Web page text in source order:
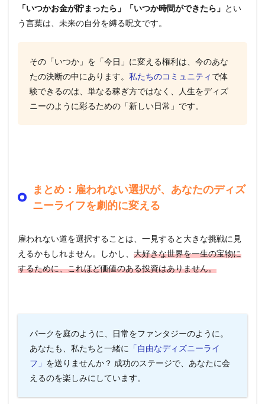
「いつかお金が貯まったら」「いつか時間ができたら」 とい
う言葉は、未来の自分を縛る呪文です。
その「いつか」を「今日」に変える権利は、今のあな
たの決断の中にあります。 私たちのコミュニティ で体
験できるのは、単なる稼ぎ方ではなく、人生をディズ
ニーのように彩るための「新しい日常」です。
まとめ：雇われない選択が、あなたのディズ
ニーライフを劇的に変える
雇われない道を選択することは、一見すると大きな挑戦に見
えるかもしれません。しかし、 大好きな世界を一生の宝物に
するために、これほど価値のある投資はありません。
パークを庭のように、日常をファンタジーのように。
あなたも、私たちと一緒に 「自由なディズニーライ
フ」 を送りませんか？ 成功のステージで、あなたに会
えるのを楽しみにしています。